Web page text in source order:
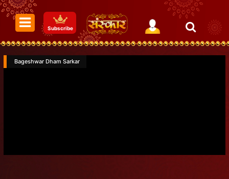
Subscribe
Bageshwar Dham Sarkar